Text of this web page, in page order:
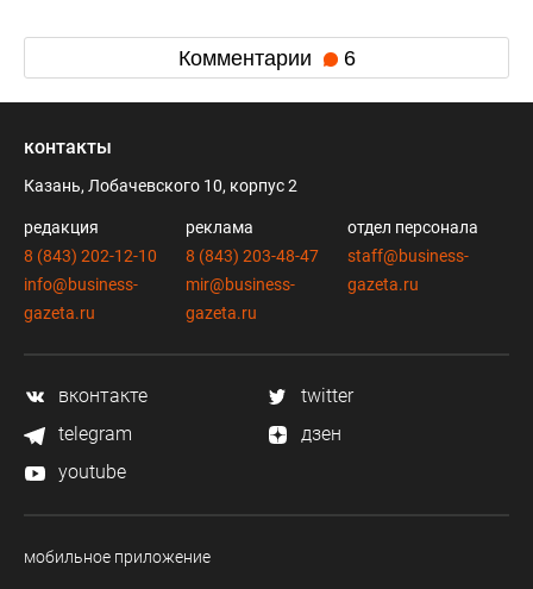
Комментарии 6
контакты
Казань, Лобачевского 10, корпус 2
редакция
8 (843) 202-12-10
info@business-
gazeta.ru
реклама
8 (843) 203-48-47
mir@business-
gazeta.ru
отдел персонала
staff@business-
gazeta.ru
вконтакте
twitter
telegram
дзен
youtube
мобильное приложение